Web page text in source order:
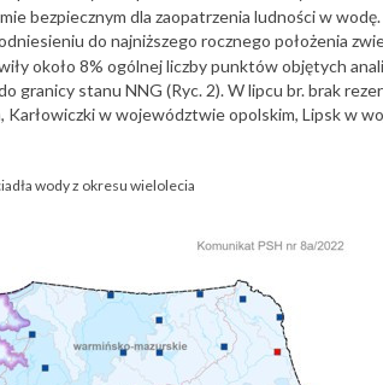
bezpiecznym dla zaopatrzenia ludności w
do najniższego rocznego położenia
około 8% ogólnej liczby punktów objętych
granicy stanu NNG (Ryc. 2). W lipcu br. brak
w województwie opolskim, Lipsk w
wody z okresu wielolecia